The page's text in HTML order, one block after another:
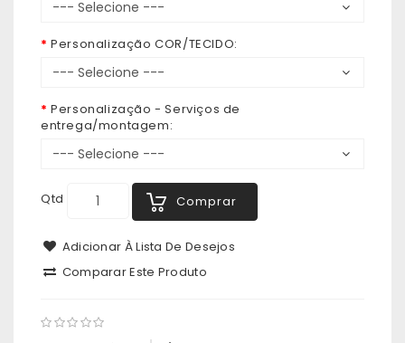
Personalização COR/TECIDO:
Personalização - Serviços de
entrega/montagem:
Qtd Comprar
Adicionar À Lista De Desejos
Comparar Este Produto